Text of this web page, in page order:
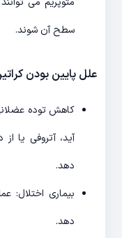
سطح آن شوند.
علل پایین بودن
کاهش توده
آید، آتروفی یا
دهد.
بیماری اختلال:
دهد.